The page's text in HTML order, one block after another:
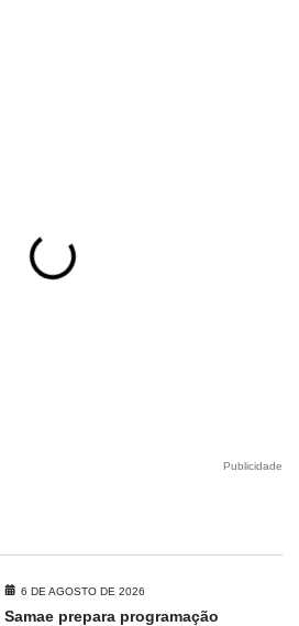
Publicidade
6 DE AGOSTO DE 2026
Samae prepara programação